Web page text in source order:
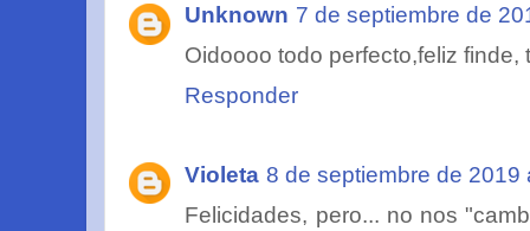
Unknown 7 de septiembre de
Oidoooo todo perfecto,feliz finde,
Responder
Violeta 8 de septiembre de 2019
Felicidades, pero... no nos